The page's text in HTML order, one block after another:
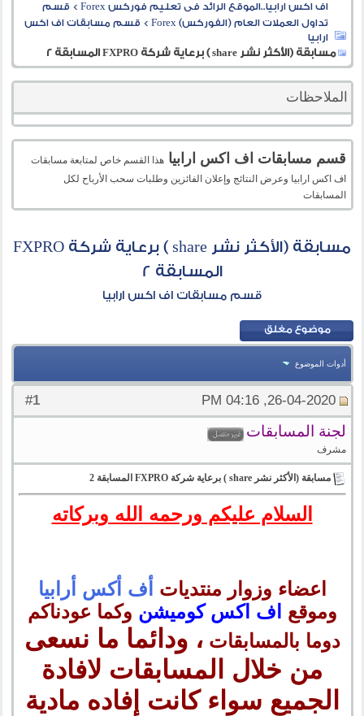
اف اكس ارابيا..الموقع الرائد فى تعليم فوركس Forex > قسم
تداول العملات العام (الفوركس) Forex
> قسم مسابقات اف اكس
ارابيا
مسابقة (الأكثر نشر share ) برعاية شركة FXPRO المسابقة 2
الملاحظات
قسم مسابقات اف اكس ارابيا هذا القسم خاص لمتابعة مسابقات
اف اكس ارابيا وعرض النتائج وإعلان الفائزين وطلبات سحب الأرباح لكل
المسابقات
مسابقة (الأكثر نشر share ) برعاية شركة FXPRO
المسابقة 2
قسم مسابقات اف اكس ارابيا
أدوات الموضوع
#
1 26-04-2020, 04:16 PM
لجنة المسابقات
مشرف
مسابقة (الأكثر نشر share ) برعاية شركة FXPRO المسابقة 2
السلام عليكم ورحمه الله وبركاته
اعضاء وزوار منتديات أف أكس أرابيا
وموقع اف اكس كوميشن وكما عودناكم
دوما بالمسابقات، ودائما ما نسعى
من خلال المسابقات لافادة
الجميع سواء كانت إفاده مادية